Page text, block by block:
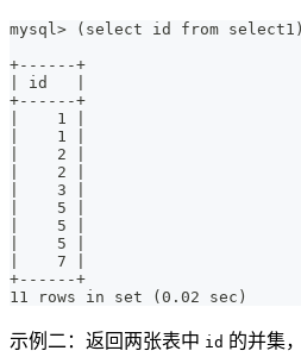
mysql> (select id from
+------+
| id   |
+------+
|    1 |
|    1 |
|    2 |
|    2 |
|    3 |
|    5 |
|    5 |
|    5 |
|    7 |
+------+
11 rows in set (0.02 sec)
示例二：返回两张表中 id 的并集